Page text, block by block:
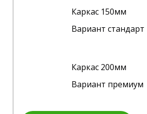
Каркас 150мм
Вариант стандарт
Каркас 200мм
Вариант премиум